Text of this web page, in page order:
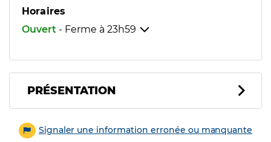
Horaires
Ouvert - Ferme à 23h59
PRÉSENTATION
Signaler une information erronée ou manquante